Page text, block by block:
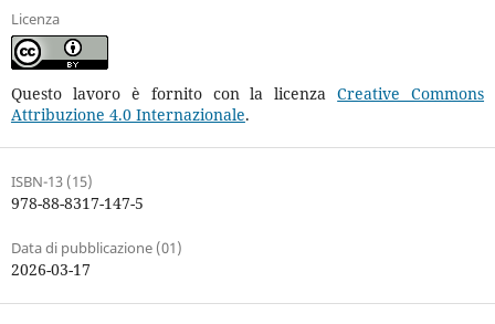
Licenza
Questo lavoro è fornito con la licenzaCreative Commons
Attribuzione 4.0 Internazionale.
ISBN-13 (15)
978-88-8317-147-5
Data di pubblicazione (01)
2026-03-17